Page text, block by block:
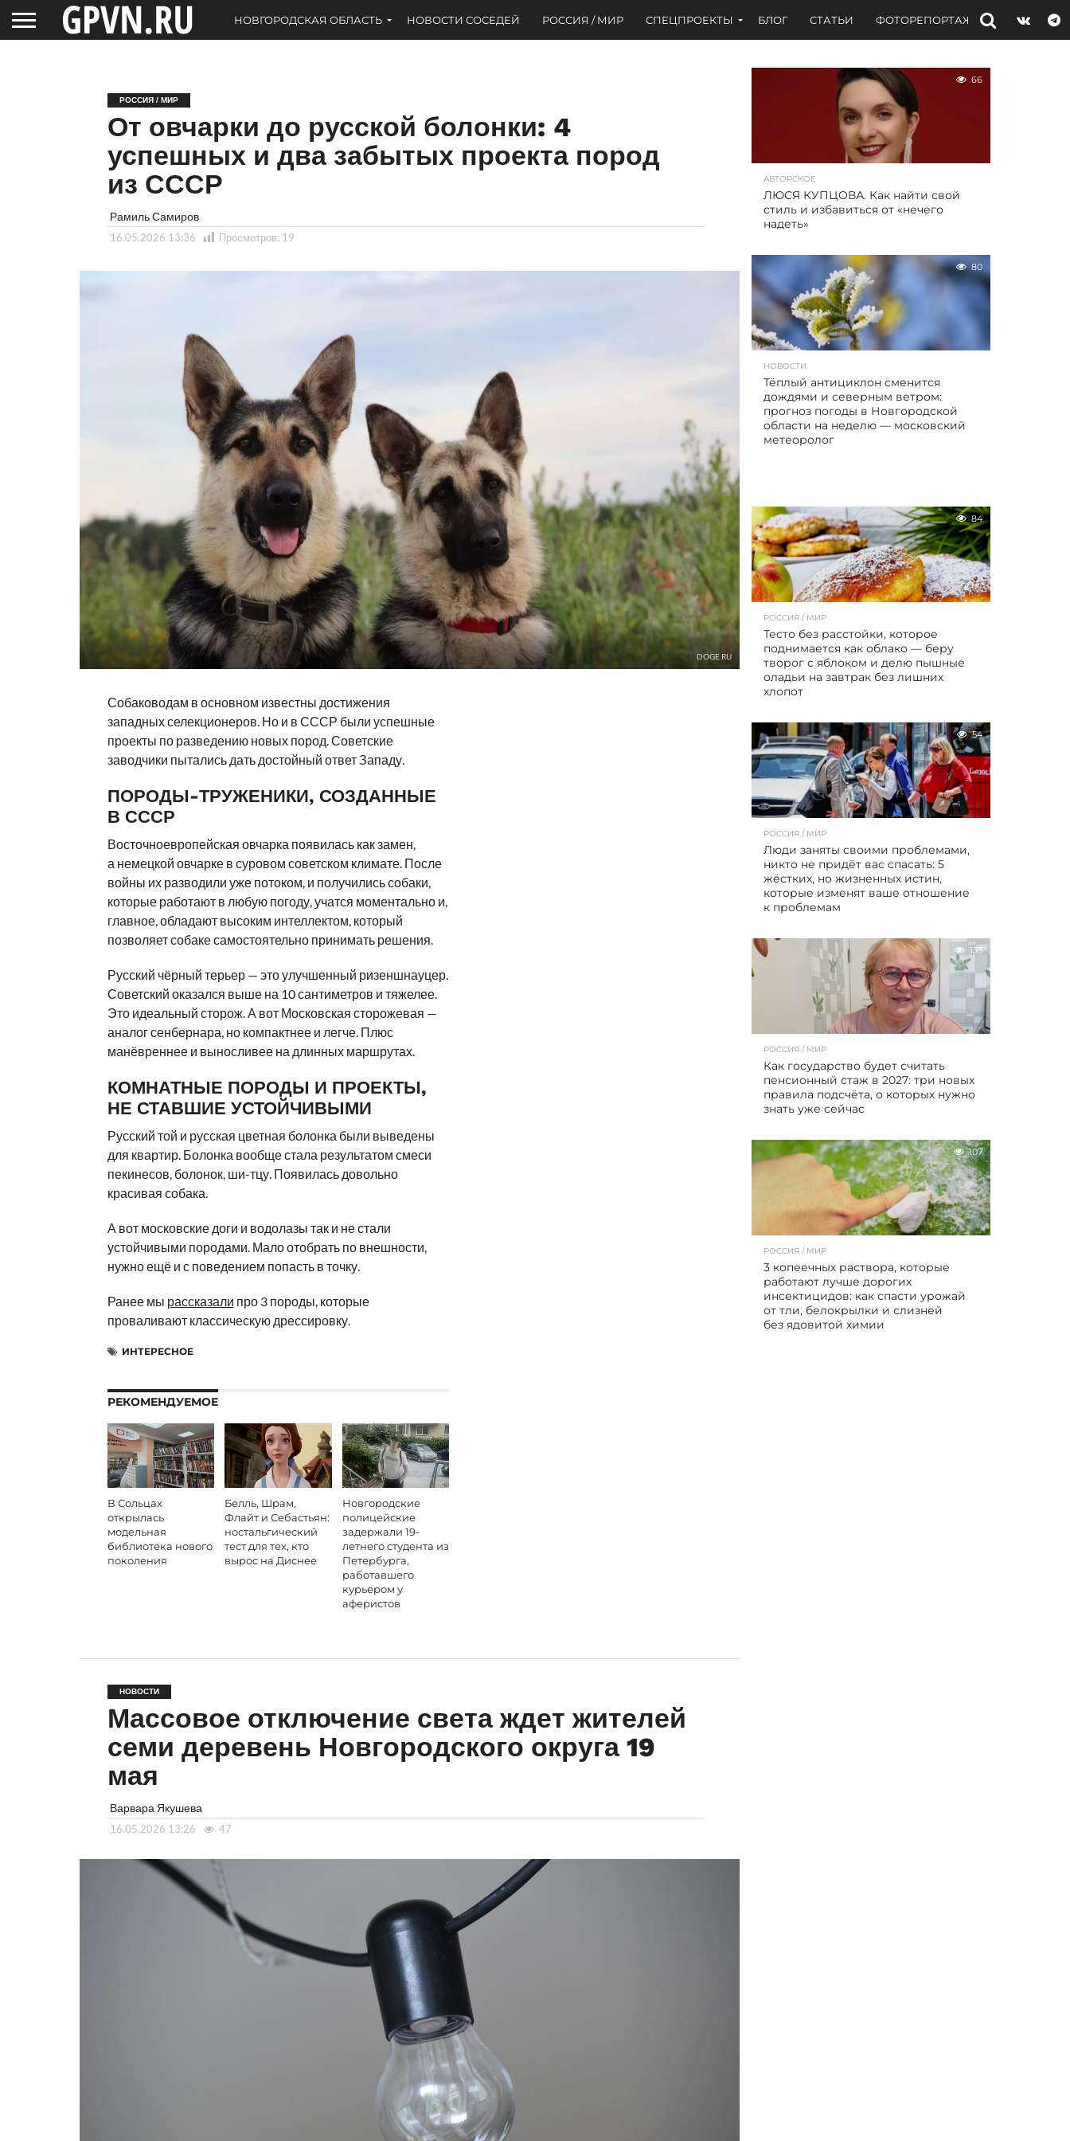
НОВГОРОДСКАЯ ОБЛАСТЬ НОВОСТИ СОСЕДЕЙ РОССИЯ / МИР СПЕЦПРОЕКТЫ БЛОГ СТАТЬИ ФОТОРЕПОРТАЖИ ИНТЕРВЬЮ
РОССИЯ / МИР
От овчарки до русской болонки: 4
успешных и два забытых проекта пород
из СССР
Рамиль Самиров
16.05.2026 13:36 Просмотров: 19
DOGE.RU
Собаководам в основном известны достижения
западных селекционеров. Но и в СССР были успешные
проекты по разведению новых пород. Советские
заводчики пытались дать достойный ответ Западу.
ПОРОДЫ-ТРУЖЕНИКИ, СОЗДАННЫЕ
В СССР
Восточноевропейская овчарка появилась как замен,
а немецкой овчарке в суровом советском климате. После
войны их разводили уже потоком, и получились собаки,
которые работают в любую погоду, учатся моментально и,
главное, обладают высоким интеллектом, который
позволяет собаке самостоятельно принимать решения.
Русский чёрный терьер — это улучшенный ризеншнауцер.
Советский оказался выше на 10 сантиметров и тяжелее.
Это идеальный сторож. А вот Московская сторожевая —
аналог сенбернара, но компактнее и легче. Плюс
манёвреннее и выносливее на длинных маршрутах.
КОМНАТНЫЕ ПОРОДЫ И ПРОЕКТЫ,
НЕ СТАВШИЕ УСТОЙЧИВЫМИ
Русский той и русская цветная болонка были выведены
для квартир. Болонка вообще стала результатом смеси
пекинесов, болонок, ши-тцу. Появилась довольно
красивая собака.
А вот московские доги и водолазы так и не стали
устойчивыми породами. Мало отобрать по внешности,
нужно ещё и с поведением попасть в точку.
Ранее мы рассказали про 3 породы, которые
проваливают классическую дрессировку.
ИНТЕРЕСНОЕ
РЕКОМЕНДУЕМОЕ
В Сольцах
открылась
модельная
библиотека нового
поколения
Белль, Шрам,
Флайт и Себастьян:
ностальгический
тест для тех, кто
вырос на Диснее
Новгородские
полицейские
задержали 19-
летнего студента из
Петербурга,
работавшего
курьером у
аферистов
НОВОСТИ
Массовое отключение света ждет жителей
семи деревень Новгородского округа 19
мая
Варвара Якушева
16.05.2026 13:26 47
66
АВТОРСКОЕ
ЛЮСЯ КУПЦОВА. Как найти свой
стиль и избавиться от «нечего
надеть»
80
НОВОСТИ
Тёплый антициклон сменится
дождями и северным ветром:
прогноз погоды в Новгородской
области на неделю — московский
метеоролог
84
РОССИЯ / МИР
Тесто без расстойки, которое
поднимается как облако — беру
творог с яблоком и делю пышные
оладьи на завтрак без лишних
хлопот
54
РОССИЯ / МИР
Люди заняты своими проблемами,
никто не придёт вас спасать: 5
жёстких, но жизненных истин,
которые изменят ваше отношение
к проблемам
133
РОССИЯ / МИР
Как государство будет считать
пенсионный стаж в 2027: три новых
правила подсчёта, о которых нужно
знать уже сейчас
107
РОССИЯ / МИР
3 копеечных раствора, которые
работают лучше дорогих
инсектицидов: как спасти урожай
от тли, белокрылки и слизней
без ядовитой химии